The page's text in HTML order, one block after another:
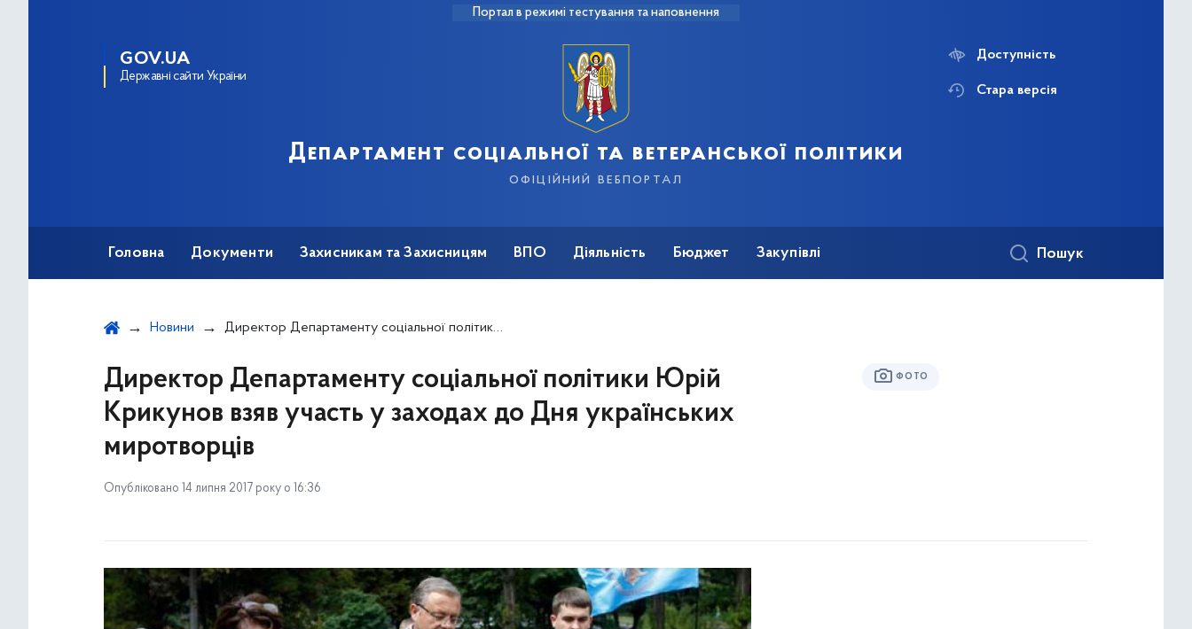
Портал в режимі тестування та наповнення
GOV.UA
Державні сайти України
Департамент соціальної та ветеранської політики
офіційний вебпортал
Доступність
Стара версія
Головна Документи Захисникам та Захисницям ВПО Діяльність Бюджет Закупівлі Пошук
Новини Директор Департаменту соціальної політики Юрій Крикунов взяв участь у заходах до Дня українських миротворців
Директор Департаменту соціальної політики Юрій
Крикунов взяв участь у заходах до Дня українських
миротворців
Опубліковано 14 липня 2017 року о 16:36
ФОТО